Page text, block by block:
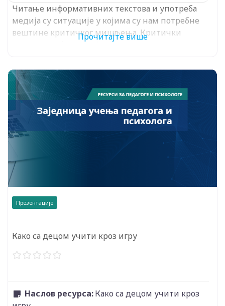
Читање информативних текстова и употреба
медија су ситуације у којима су нам потребне
вештине критичког мишљења. Критички
приступ информацијама једна
Прочитајте више
Презентације
Како са децом учити кроз игру
Наслов ресурса:Како са децом учити кроз